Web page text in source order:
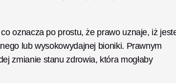
oznacza po prostu, że prawo uznaje, iż
lub wysokowydajnej bioniki. Prawnym
zmianie stanu zdrowia, która mogłaby